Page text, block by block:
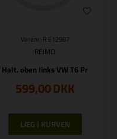
Varenr.: R E12987
REIMO
Halt. oben links VW T6 Pr
599,00DKK